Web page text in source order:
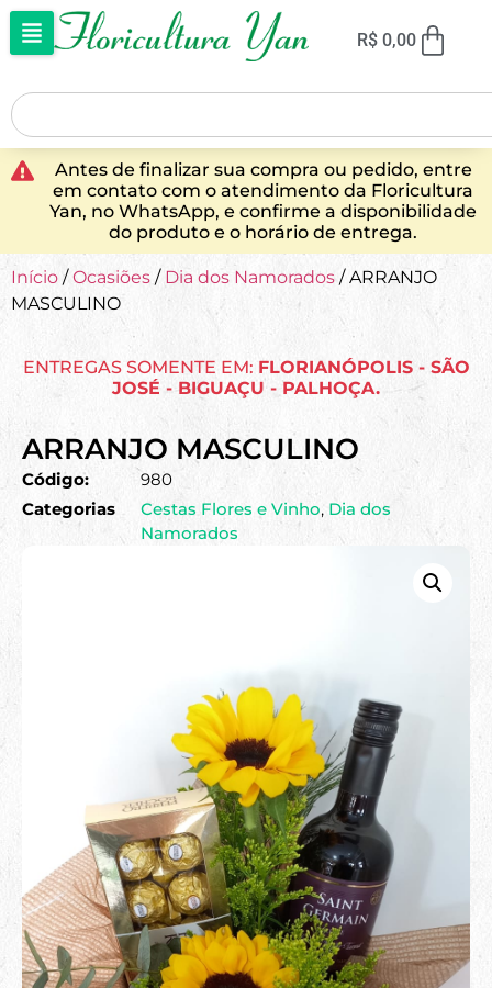
R$ 0,00
Antes de finalizar sua compra ou pedido, entre
em contato com o atendimento da Floricultura
Yan, no WhatsApp, e confirme a disponibilidade
do produto e o horário de entrega.
Início /Ocasiões / Dia dos Namorados / ARRANJO
MASCULINO
ENTREGAS SOMENTE EM: FLORIANÓPOLIS - SÃO
JOSÉ - BIGUAÇU - PALHOÇA.
ARRANJO MASCULINO
Código:
980
Categorias
Cestas Flores e Vinho, Dia dos
Namorados